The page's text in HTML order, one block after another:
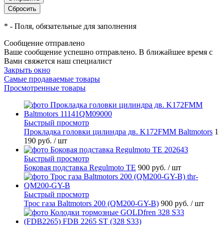
* - Поля, обязательные для заполнения
Сообщение отправлено
Ваше сообщение успешно отправлено. В ближайшее время с
Вами свяжется наш специалист
Закрыть окно
Самые продаваемые товары
Просмотренные товары
Быстрый просмотр
Прокладка головки цилиндра дв. K172FMM Baltmotors 1
190 руб. / шт
Быстрый просмотр
Боковая подставка Regulmoto TE 900 руб. / шт
Быстрый просмотр
Трос газа Baltmotors 200 (QM200-GY-B) 900 руб. / шт